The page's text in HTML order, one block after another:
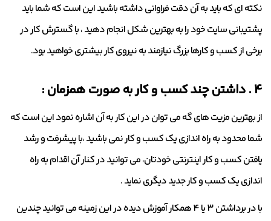
نکته ای که باید به آن دقت فراوانی داشته باشید این است که شما باید
پشتیبانی سایت خود را به بهترین شکل انجام دهید ، با گسترش کار در
برخی از کسب و کارها بزرگ نیازمند به نیروی کار بیشتری خواهید بود.
4 . داشتن چند کسب و کار به صورت همزمان :
از بهترین مزیت های گه می توان در این کار به آن اشاره نمود این است که
شما محدود به راه اندازی یک کسب و کار نمی باشید ،با پیشرفت و رشد
یافتن کسب و کار اینترنتی خودتان، می توانید در کنار آن اقدام به راه
اندازی یک کسب و کار جدید دیگری نماید .
با در برداشتن ۳ یا ۴ همکار آموزش دیده در این زمینه می توانید چندین